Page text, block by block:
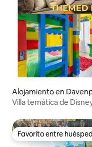
Alojamiento en
Villa temática de
Favorito entre
Favorito entre